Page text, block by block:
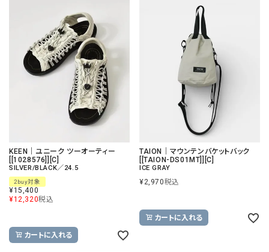
KEEN｜ユニーク ツーオーティー
[[1028576]][C]
SILVER/BLACK／24.5
2buy対象
¥15,400
¥12,320税込
カートに入れる
TAION｜マウンテンバケットバック
[[TAION-DS01MT]][C]
ICE GRAY
¥2,970税込
カートに入れる